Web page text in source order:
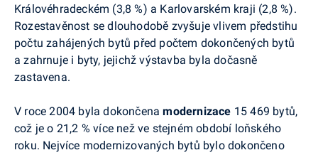
Královéhradeckém (3,8 %) a Karlovarském kraji (2,8 %).
Rozestavěnost se dlouhodobě zvyšuje vlivem předstihu
počtu zahájených bytů před počtem dokončených bytů
a zahrnuje i byty, jejichž výstavba byla dočasně
zastavena.
V roce 2004 byla dokončenamodernizace 15 469 bytů,
což je o 21,2 % více než ve stejném období loňského
roku. Nejvíce modernizovaných bytů bylo dokončeno